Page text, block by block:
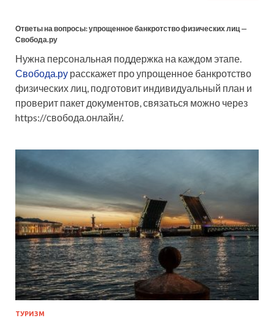
Ответы на вопросы: упрощенное банкротство физических лиц —
Свобода.ру
Нужна персональная поддержка на каждом этапе.
Свобода.ру расскажет про упрощенное банкротство
физических лиц, подготовит индивидуальный план и
проверит пакет документов, связаться можно через
https://свобода.онлайн/.
ТУРИЗМ